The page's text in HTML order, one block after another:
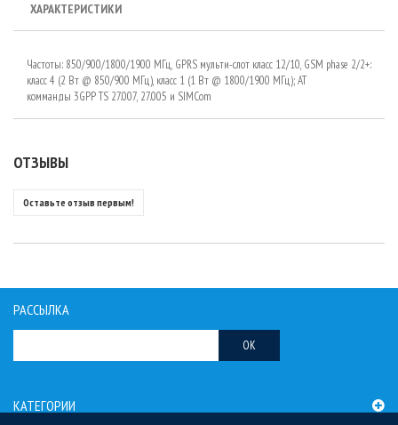
ХАРАКТЕРИСТИКИ
Частоты: 850/900/1800/1900 МГц, GPRS мульти-слот класс 12/10, GSM phase 2/2+:
класс 4 (2 Вт @ 850/900 МГц), класс 1 (1 Вт @ 1800/1900 МГц); AT
комманды 3GPP TS 27.007, 27.005 и SIMCom
ОТЗЫВЫ
Оставьте отзыв первым!
РАССЫЛКА
OK
КАТЕГОРИИ